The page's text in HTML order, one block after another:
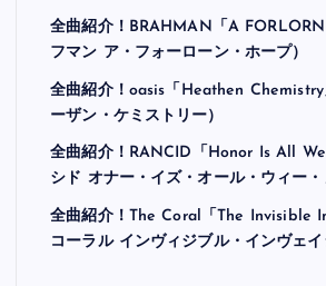
全曲紹介！BRAHMAN「A
フマン ア・フォーローン・ホープ）
全曲紹介！oasis「Heathen
ーザン・ケミストリー）
全曲紹介！RANCID「Honor Is All
シド オナー・イズ・オール・ウィー・
全曲紹介！The Coral「The Invisible
コーラル インヴィジブル・インヴェイ